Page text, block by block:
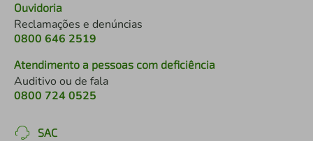
Ouvidoria
Reclamações e denúncias
0800 646 2519
Atendimento a pessoas com deficiência
Auditivo ou de fala
0800 724 0525
SAC